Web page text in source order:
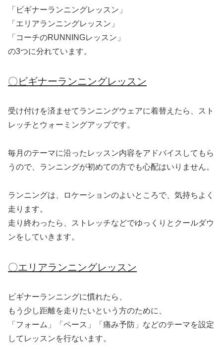
「ビギナーランニングレッスン」
「エリアランニングレッスン」
「コーチのRUNNINGレッスン」
の3つに分れています。
〇ビギナーランニングレッスン
受け付けを済ませてランニングウェアに着替えたら、スト
レッチとウォーミングアップです。
毎月のテーマに沿ったレッスン内容をアドバイスしてもら
うので、ランニングが初めての方でも心配はいりません。
ランニングは、ロケーションのよいところで、気持ちよく
走ります。
走り終わったら、ストレッチなどでゆっくりとクールダウ
ンをしていきます。
〇エリアランニングレッスン
ビギナーランニングに慣れたら、
もう少し距離を走りたいという方のために、
「フォーム」「ペース」「痛み予防」などのテーマを設定
してレッスンを行ないます。